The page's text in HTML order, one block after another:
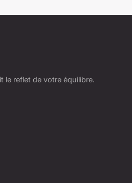
le reflet de votre équilibre.